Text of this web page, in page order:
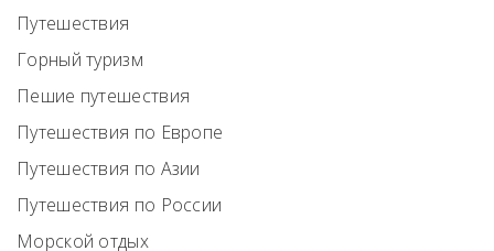
Путешествия
Горный туризм
Пешие путешествия
Путешествия по Европе
Путешествия по Азии
Путешествия по России
Морской отдых